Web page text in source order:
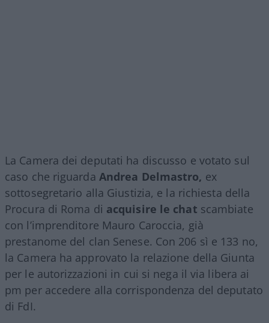
La Camera dei deputati ha discusso e votato sul
caso che riguarda Andrea Delmastro, ex
sottosegretario alla Giustizia, e la richiesta della
Procura di Roma di acquisire le chat scambiate
con l’imprenditore Mauro Caroccia, già
prestanome del clan Senese. Con 206 sì e 133 no,
la Camera ha approvato la relazione della Giunta
per le autorizzazioni in cui si nega il via libera ai
pm per accedere alla corrispondenza del deputato
di FdI.